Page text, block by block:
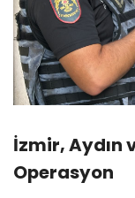
İzmir, Aydın
Operasyon